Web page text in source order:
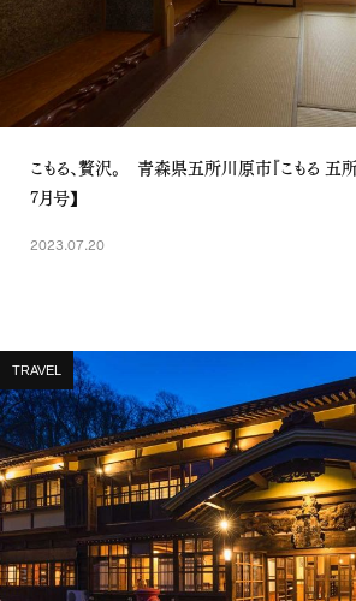
こもる、贅沢。 青森県五所川原市『こもる 五
7月号】
2023.07.20
TRAVEL